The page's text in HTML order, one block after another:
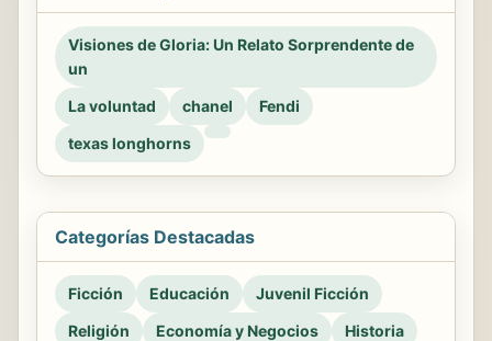
Visiones de Gloria: Un Relato Sorprendente de
un
La voluntad
chanel
Fendi
texas longhorns
Categorías Destacadas
Ficción Educación
Juvenil Ficción
Religión
Economía y Negocios
Historia